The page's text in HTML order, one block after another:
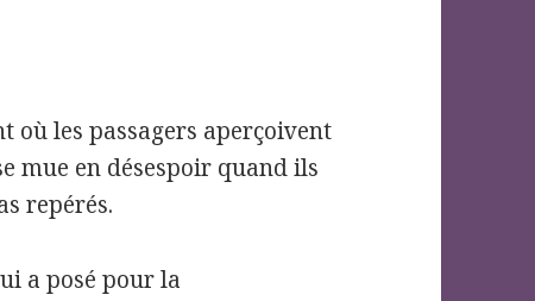
où les passagers aperçoivent
mue en désespoir quand ils
repérés.
a posé pour la